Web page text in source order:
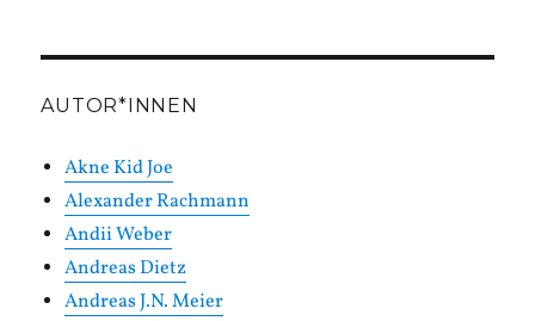
AUTOR*INNEN
Akne Kid Joe
Alexander Rachmann
Andii Weber
Andreas Dietz
Andreas J.N. Meier